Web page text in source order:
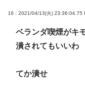
16 : 2021/04/13(火) 23:36:04.75
ベランダ喫煙がキ
潰されてもいいわ
てか潰せ